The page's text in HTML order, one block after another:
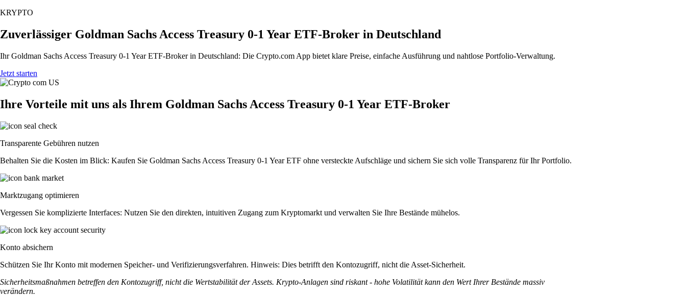
KRYPTO
Zuverlässiger Goldman Sachs Access Treasury 0-1 Year ETF-Broker in Deutschland
Ihr Goldman Sachs Access Treasury 0-1 Year ETF-Broker in Deutschland: Die Crypto.com App bietet klare Preise, einfache Ausführung und nahtlose Portfolio-Verwaltung.
Jetzt starten
Ihre Vorteile mit uns als Ihrem Goldman Sachs Access Treasury 0-1 Year ETF-Broker
Transparente Gebühren nutzen
Behalten Sie die Kosten im Blick: Kaufen Sie Goldman Sachs Access Treasury 0-1 Year ETF ohne versteckte Aufschläge und sichern Sie sich volle Transparenz für Ihr Portfolio.
Marktzugang optimieren
Vergessen Sie komplizierte Interfaces: Nutzen Sie den direkten, intuitiven Zugang zum Kryptomarkt und verwalten Sie Ihre Bestände mühelos.
Konto absichern
Schützen Sie Ihr Konto mit modernen Speicher- und Verifizierungsverfahren. Hinweis: Dies betrifft den Kontozugriff, nicht die Asset-Sicherheit.
Sicherheitsmaßnahmen betreffen den Kontozugriff, nicht die Wertstabilität der Assets. Krypto-Anlagen sind riskant - hohe Volatilität kann den Wert Ihrer Bestände massiv
verändern.